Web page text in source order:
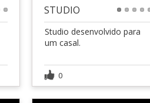
STUDIO
Studio desenvolvido para
um casal.
0